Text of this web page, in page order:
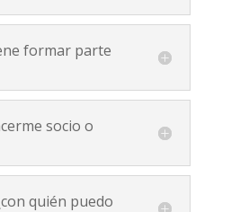
formar parte
socio o
quién puedo